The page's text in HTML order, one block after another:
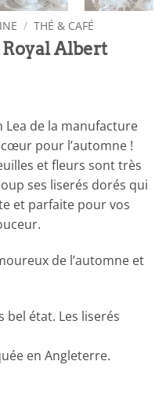
/ THÉ & CAFÉ
Albert
de la manufacture
pour l’automne !
et fleurs sont très
ses liserés dorés qui
et parfaite pour vos
de l’automne et
bel état. Les liserés
en Angleterre.